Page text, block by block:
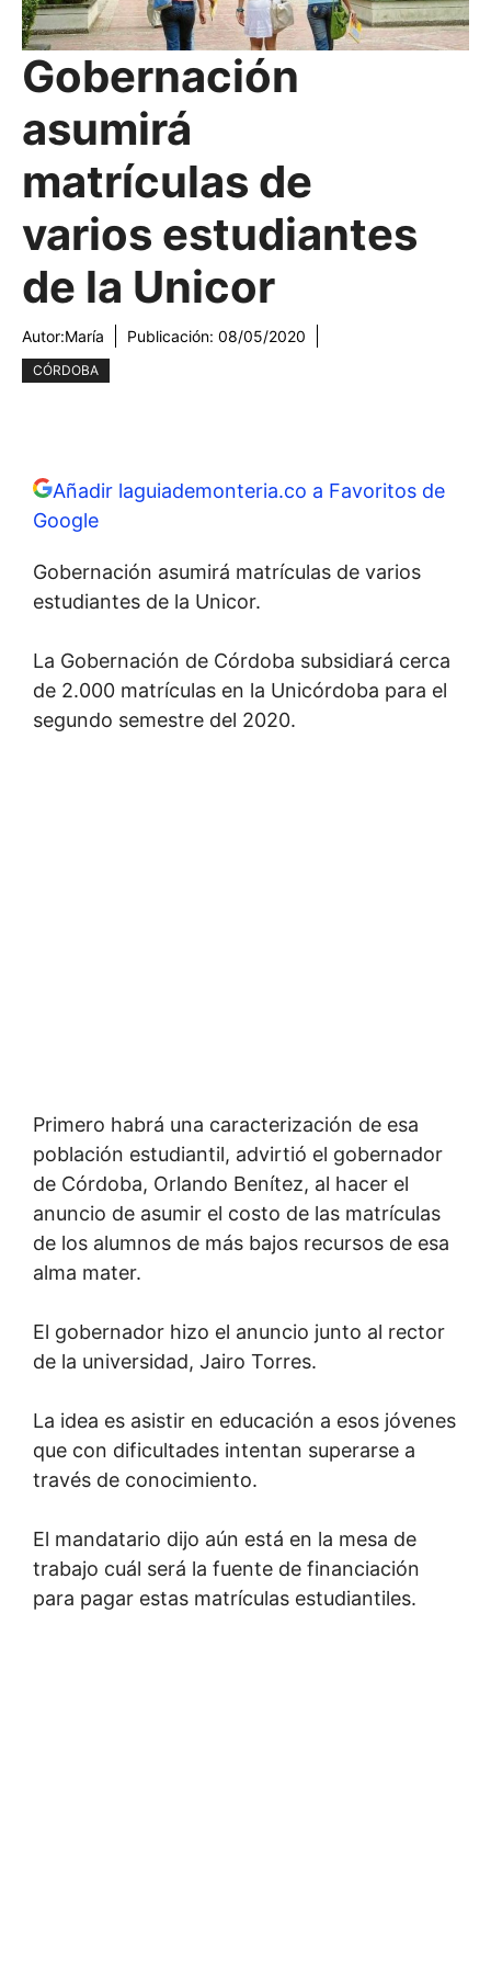
Gobernación
asumirá
matrículas de
varios estudiantes
de la Unicor
Autor:María Publicación: 08/05/2020
CÓRDOBA
Añadir laguiademonteria.co a Favoritos de
Google
Gobernación asumirá matrículas de varios
estudiantes de la Unicor.
La Gobernación de Córdoba subsidiará cerca
de 2.000 matrículas en la Unicórdoba para el
segundo semestre del 2020.
Primero habrá una caracterización de esa
población estudiantil, advirtió el gobernador
de Córdoba, Orlando Benítez, al hacer el
anuncio de asumir el costo de las matrículas
de los alumnos de más bajos recursos de esa
alma mater.
El gobernador hizo el anuncio junto al rector
de la universidad, Jairo Torres.
La idea es asistir en educación a esos jóvenes
que con dificultades intentan superarse a
través de conocimiento.
El mandatario dijo aún está en la mesa de
trabajo cuál será la fuente de financiación
para pagar estas matrículas estudiantiles.